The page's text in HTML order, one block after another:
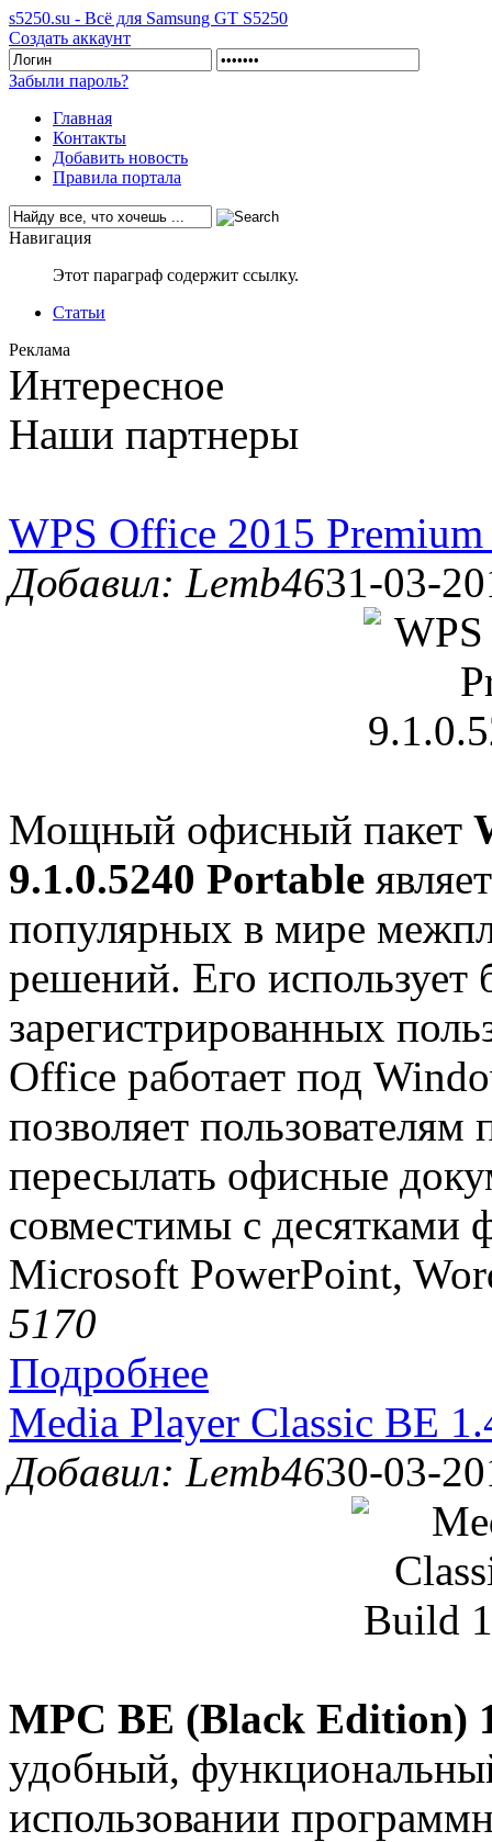
s5250.su - Всё для Samsung GT S5250
Создать аккаунт
Забыли пароль?
Главная
Контакты
Добавить новость
Правила портала
Навигация
Этот параграф содержит ссылку.
Статьи
Реклама
Интересное
Наши партнеры
WPS Office 2015
Добавил: Lemb4631-03-
Мощный офисный пакет
9.1.0.5240 Portable
популярных в мире
решений. Его использует
зарегистрированных
Office работает под
позволяет пользователям
пересылать офисные
совместимы с десятками
Microsoft PowerPoint,
5170
Подробнее
Media Player Classic BE
Добавил: Lemb4630-03-
MPC BE (Black Edition)
удобный,
использовании